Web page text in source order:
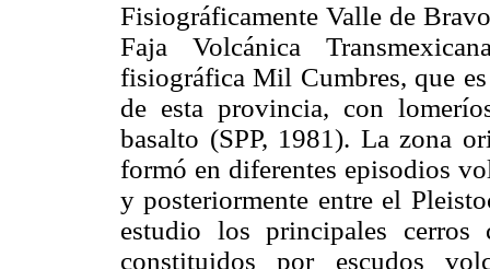
Fisiográficamente Valle de
Faja Volcánica
fisiográfica Mil Cumbres, que
de esta provincia, con
basalto (SPP, 1981). La zona
formó en diferentes episodios
y posteriormente entre el
estudio los principales
constituidos por escudos